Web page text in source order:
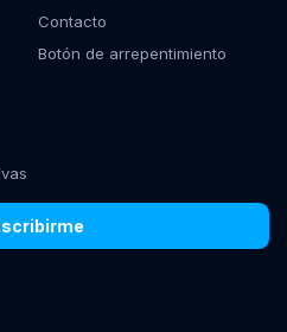
Contacto
Botón de arrepentimiento